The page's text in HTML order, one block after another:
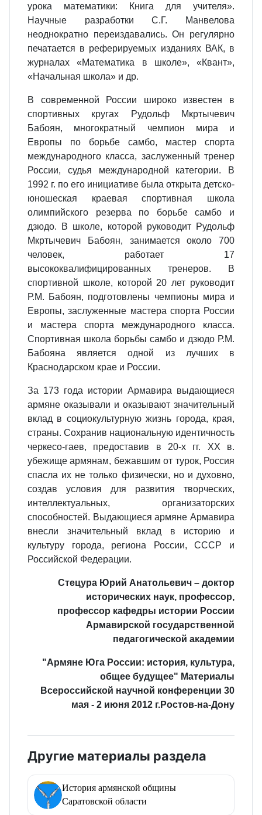
урока математики: Книга для учителя».
Научные разработки С.Г. Манвелова
неоднократно переиздавались. Он регулярно
печатается в реферируемых изданиях ВАК, в
журналах «Математика в школе», «Квант»,
«Начальная школа» и др.
В современной России широко известен в
спортивных кругах Рудольф Мкртычевич
Бабоян, многократный чемпион мира и
Европы по борьбе самбо, мастер спорта
международного класса, заслуженный тренер
России, судья международной категории. В
1992 г. по его инициативе была открыта детско-
юношеская краевая спортивная школа
олимпийского резерва по борьбе самбо и
дзюдо. В школе, которой руководит Рудольф
Мкртычевич Бабоян, занимается около 700
человек, работает 17
высококвалифицированных тренеров. В
спортивной школе, которой 20 лет руководит
Р.М. Бабоян, подготовлены чемпионы мира и
Европы, заслуженные мастера спорта России
и мастера спорта международного класса.
Спортивная школа борьбы самбо и дзюдо Р.М.
Бабояна является одной из лучших в
Краснодарском крае и России.
За 173 года истории Армавира выдающиеся
армяне оказывали и оказывают значительный
вклад в социокультурную жизнь города, края,
страны. Сохранив национальную идентичность
черкесо-гаев, предоставив в 20-х гг. ХХ в.
убежище армянам, бежавшим от турок, Россия
спасла их не только физически, но и духовно,
создав условия для развития творческих,
интеллектуальных, организаторских
способностей. Выдающиеся армяне Армавира
внесли значительный вклад в историю и
культуру города, региона России, СССР и
Российской Федерации.
Стецура Юрий Анатольевич – доктор
исторических наук, профессор,
профессор кафедры истории России
Армавирской государственной
педагогической академии
"Армяне Юга России: история, культура,
общее будущее" Материалы
Всероссийской научной конференции 30
мая - 2 июня 2012 г.Ростов-на-Дону
Другие материалы раздела
История армянской общины
Саратовской области